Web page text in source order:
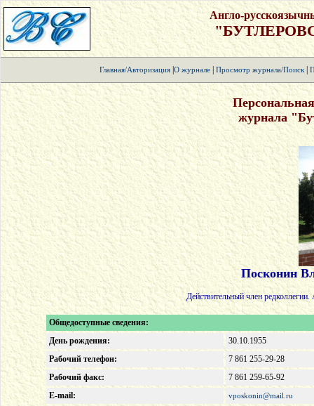
Англо-
Главная/Авторизация| О журнале| Просмотр журнала/Поиск|
журнала
Посконин
Действительный член
Общедоступные сведения:
День рождения:
30.10.1955
Рабочий телефон:
7 861 255-29-28
Рабочий факс:
7 861 259-65-92
E-mail:
vposkonin@mail.ru